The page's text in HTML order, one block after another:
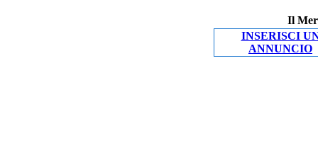
Il
INSERISCI
ANNUNCIO